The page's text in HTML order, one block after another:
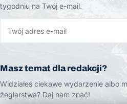
tygodniu na Twój e-mail.
Masz temat dla redakcji?
Widziałeś ciekawe wydarzenie albo
żeglarstwa? Daj nam znać!